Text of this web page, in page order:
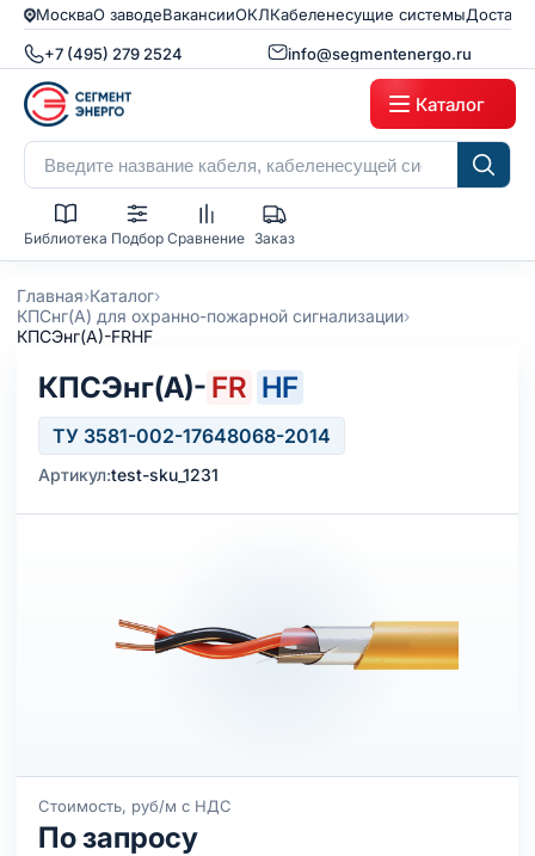
МоскваО заводеВакансииОКЛКабеленесущие системы
+7 (495) 279 2524 info@segmentenergo.ru
Каталог
Библиотека Подбор Сравнение Заказ
Главная›Каталог›
КПСнг(А) для охранно-пожарной сигнализации›
КПСЭнг(А)-FRHF
КПСЭнг(А)- FR HF
ТУ 3581-002-17648068-2014
Артикул:test-sku_1231
Стоимость, руб/м с НДС
По запросу